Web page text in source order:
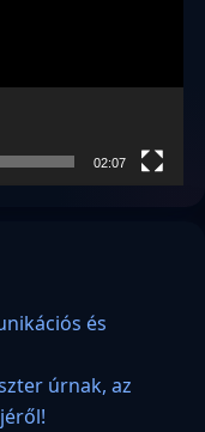
02:07
és
úrnak, az